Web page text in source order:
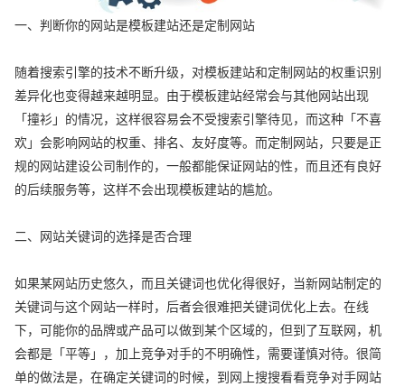
一、判断你的网站是模板建站还是定制网站
随着搜索引擎的技术不断升级，对模板建站和定制网站的权重识别
差异化也变得越来越明显。由于模板建站经常会与其他网站出现
「撞衫」的情况，这样很容易会不受搜索引擎待见，而这种「不喜
欢」会影响网站的权重、排名、友好度等。而定制网站，只要是正
规的网站建设公司制作的，一般都能保证网站的性，而且还有良好
的后续服务等，这样不会出现模板建站的尴尬。
二、网站关键词的选择是否合理
如果某网站历史悠久，而且关键词也优化得很好，当新网站制定的
关键词与这个网站一样时，后者会很难把关键词优化上去。在线
下，可能你的品牌或产品可以做到某个区域的，但到了互联网，机
会都是「平等」，加上竞争对手的不明确性，需要谨慎对待。很简
单的做法是，在确定关键词的时候，到网上搜搜看看竞争对手网站